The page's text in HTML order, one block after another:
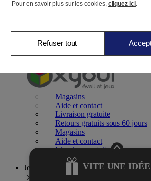
Jeux 0-2 ans
Magasins
Aide et contact
Livraison gratuite
Retours gratuits sous 60 jours
Magasins
Aide et contact
Livraison gratuite
Retours gratuits sous 60 jours
Jeux 2-4 ans
VITE UNE
Pour en savoir plus sur les cookies, cliquez ici.
Refuser tout